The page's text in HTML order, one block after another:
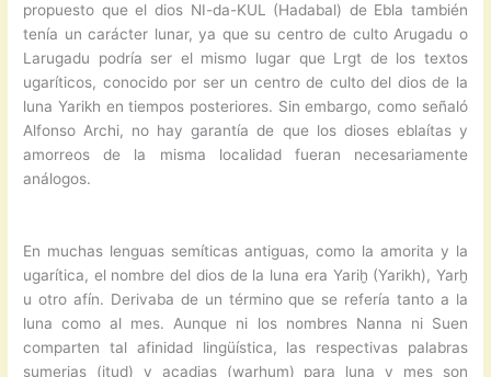
propuesto que el dios NI-da-KUL (Hadabal) de Ebla también
tenía un carácter lunar, ya que su centro de culto Arugadu o
Larugadu podría ser el mismo lugar que Lrgt de los textos
ugaríticos, conocido por ser un centro de culto del dios de la
luna Yarikh en tiempos posteriores. Sin embargo, como señaló
Alfonso Archi, no hay garantía de que los dioses eblaítas y
amorreos de la misma localidad fueran necesariamente
análogos.
En muchas lenguas semíticas antiguas, como la amorita y la
ugarítica, el nombre del dios de la luna era Yariḫ (Yarikh), Yarḫ
u otro afín. Derivaba de un término que se refería tanto a la
luna como al mes. Aunque ni los nombres Nanna ni Suen
comparten tal afinidad lingüística, las respectivas palabras
sumerias (itud) y acadias (warḫum) para luna y mes son